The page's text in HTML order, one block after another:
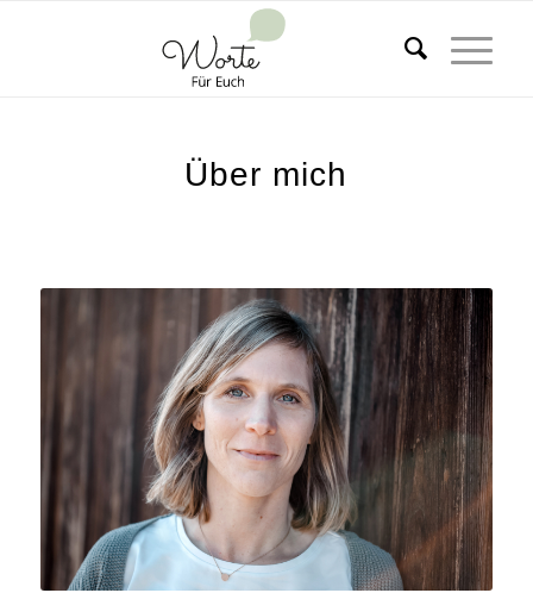
Über mich